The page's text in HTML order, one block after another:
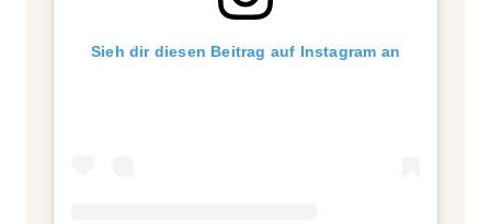
Sieh dir diesen Beitrag auf Instagram an